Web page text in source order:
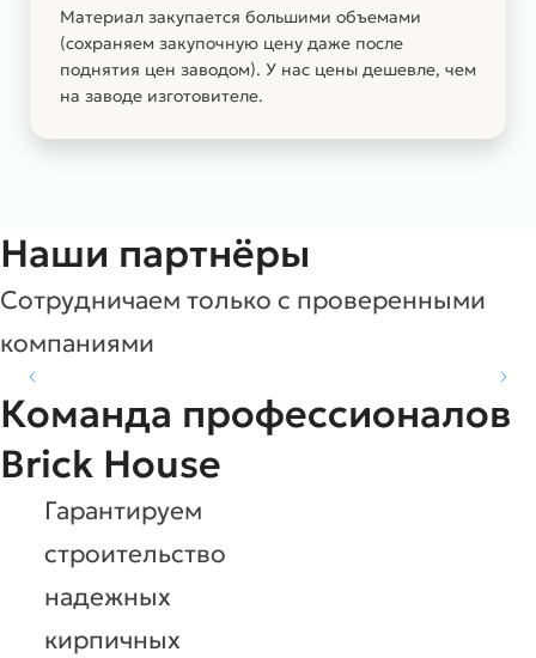
Материал закупается большими объемами
(сохраняем закупочную цену даже после
поднятия цен заводом). У нас цены дешевле, чем
на заводе изготовителе.
Наши партнёры
Сотрудничаем только с проверенными
компаниями
Команда профессионалов
Brick House
Гарантируем
строительство
надежных
кирпичных